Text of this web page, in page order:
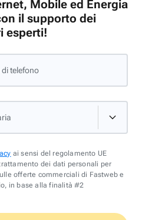
Mobile ed Energia
il supporto dei
esperti!
telefono
ai sensi del regolamento UE
dei dati personali per
offerte commerciali di Fastweb e
in base alla finalità #2